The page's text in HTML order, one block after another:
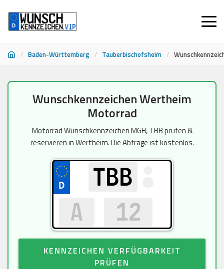
/ Baden-Württemberg / Tauberbischofsheim /
Wunschkennzeichen Wertheim
Motorrad
Motorrad Wunschkennzeichen MGH, TBB prüfen &
reservieren in Wertheim. Die Abfrage ist kostenlos.
KENNZEICHEN VERFÜGBARKEIT
PRÜFEN